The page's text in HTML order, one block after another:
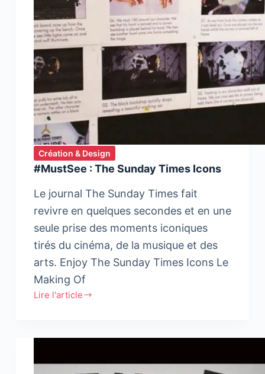
lancée.
Choisissez
votre
camp
!
Création & Design
#MustSee : The Sunday Times Icons
Le journal The Sunday Times fait
revivre en quelques secondes et en une
seule prise des moments iconiques
tirés du cinéma, de la musique et des
arts. Enjoy The Sunday Times Icons Le
Making Of
Lire l'article
#MustSee